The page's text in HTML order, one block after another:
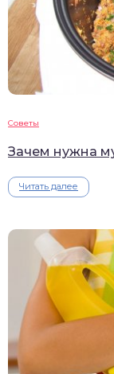
Советы
Зачем нужна
Читать далее